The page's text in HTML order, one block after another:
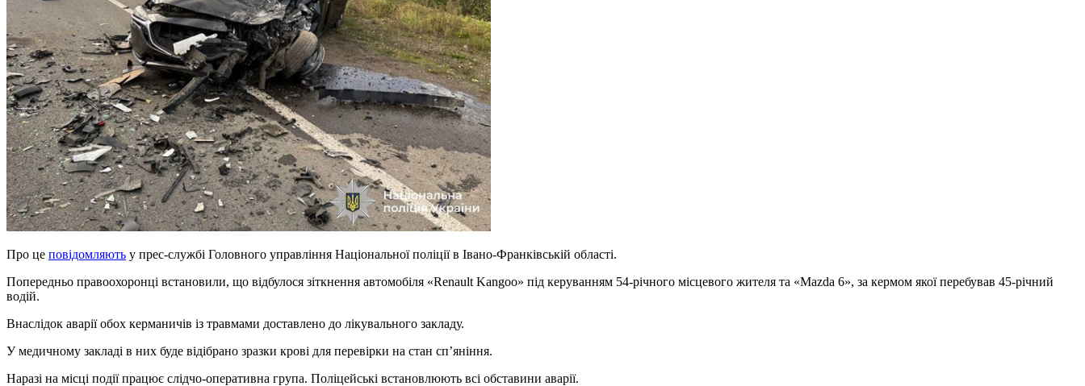
Про це повідомляють у прес-службі Головного управління Національної поліції в Івано-Франківській області.
Попередньо правоохоронці встановили, що відбулося зіткнення автомобіля «Renault Kangoo» під керуванням 54-річного місцевого жителя та «Mazda 6», за кермом якої перебував 45-річний
водій.
Внаслідок аварії обох керманичів із травмами доставлено до лікувального закладу.
У медичному закладі в них буде відібрано зразки крові для перевірки на стан сп’яніння.
Наразі на місці події працює слідчо-оперативна група. Поліцейські встановлюють всі обставини аварії.